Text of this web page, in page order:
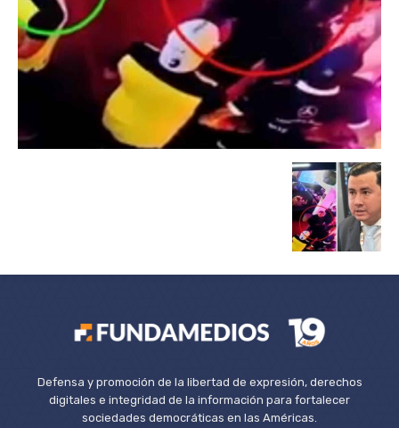
Defensa y promoción de la libertad de expresión, derechos
digitales e integridad de la información para fortalecer
sociedades democráticas en las Américas.